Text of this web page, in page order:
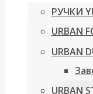
РУЧКИ
URBAN
URBAN
URBAN